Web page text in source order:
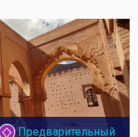
Предварительный